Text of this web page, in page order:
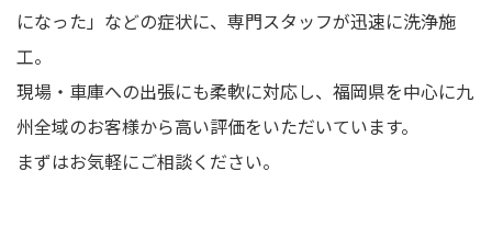
になった」などの症状に、専門スタッフが迅速に洗浄施
工。
現場・車庫への出張にも柔軟に対応し、福岡県を中心に九
州全域のお客様から高い評価をいただいています。
まずはお気軽にご相談ください。